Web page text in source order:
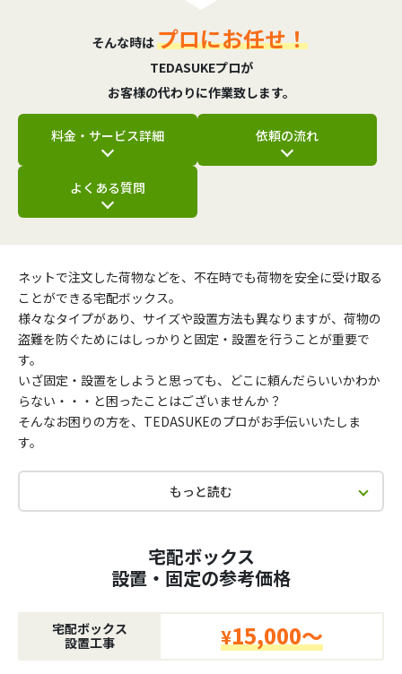
そんな時はプロにお任せ！
TEDASUKEプロが
お客様の代わりに作業致します。
料金・サービス詳細 依頼の流れ
よくある質問
ネットで注文した荷物などを、不在時でも荷物を安全に受け取る
ことができる宅配ボックス。
様々なタイプがあり、サイズや設置方法も異なりますが、荷物の
盗難を防ぐためにはしっかりと固定・設置を行うことが重要で
す。
いざ固定・設置をしようと思っても、どこに頼んだらいいかわか
らない・・・と困ったことはございませんか？
そんなお困りの方を、TEDASUKEのプロがお手伝いいたしま
す。
もっと読む
宅配ボックス
設置・固定の参考価格
宅配ボックス
設置工事
¥15,000～